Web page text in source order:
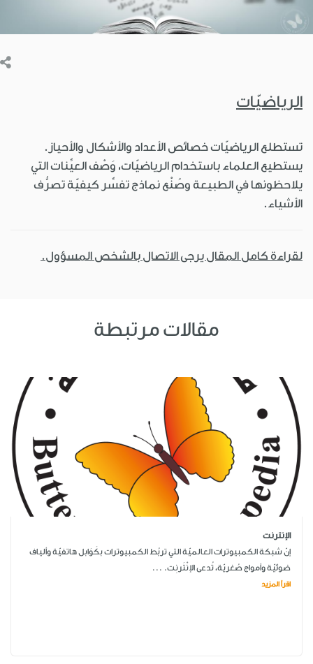
الرياضيّات
تستطلع الرياضيّات خصائص الأعداد والأشكال والأحياز.
يستطيع العلماء باستخدام الرياضيّات، وَصْف العيِّنات التي
يلاحظونها في الطبيعة وصُنْع نماذج تفسِّر كيفيّة تصرُّف
الأشياء.
لقراءة كامل المقال يرجى الاتصال بالشخص المسؤول.
مقالات مرتبطة
الإنترنت
إنّ شبكة الكمبيوترات العالميّة التي تربُط الكمبيوترات بكَوَابل هاتفيّة وألياف
ضوئيّة وأمواج صُغريّة، تُدعى الإنْتَرنِت. ...
اقرأ المزيد